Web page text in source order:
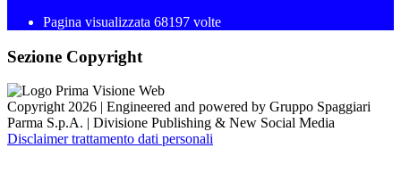
Pagina visualizzata 68197 volte
Sezione Copyright
Copyright 2026 | Engineered and powered by Gruppo Spaggiari
Parma S.p.A. | Divisione Publishing & New Social Media
Disclaimer trattamento dati personali